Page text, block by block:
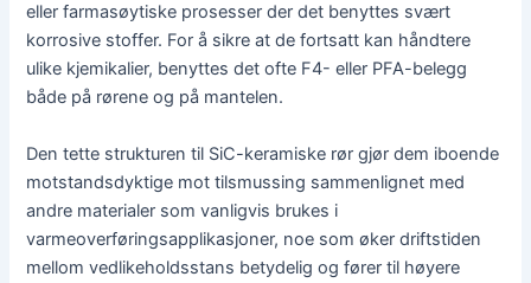
eller farmasøytiske prosesser der det benyttes svært
korrosive stoffer. For å sikre at de fortsatt kan håndtere
ulike kjemikalier, benyttes det ofte F4- eller PFA-belegg
både på rørene og på mantelen.
Den tette strukturen til SiC-keramiske rør gjør dem iboende
motstandsdyktige mot tilsmussing sammenlignet med
andre materialer som vanligvis brukes i
varmeoverføringsapplikasjoner, noe som øker driftstiden
mellom vedlikeholdsstans betydelig og fører til høyere